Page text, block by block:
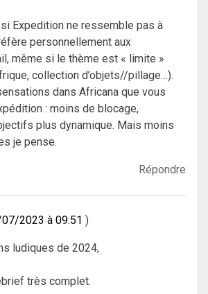
Expedition ne ressemble pas à
personnellement aux
même si le thème est « limite »
collection d’objets//pillage…).
dans Africana que vous
: moins de blocage,
plus dynamique. Mais moins
je pense.
Répondre
2023 à 09:51
ludiques de 2024,
très complet.